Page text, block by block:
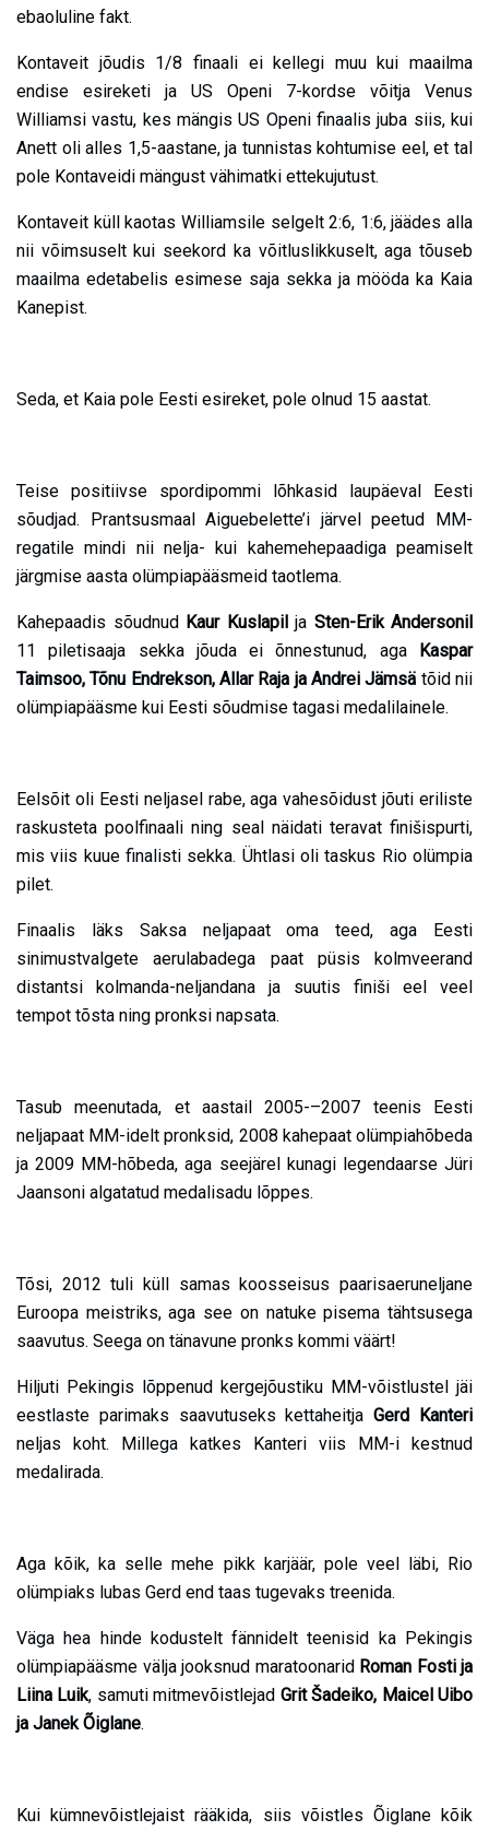
ebaoluline fakt.
Kontaveit jõudis 1/8 finaali ei kellegi muu kui maailma
endise esireketi ja US Openi 7-kordse võitja Venus
Williamsi vastu, kes mängis US Openi finaalis juba siis, kui
Anett oli alles 1,5-aastane, ja tunnistas kohtumise eel, et tal
pole Kontaveidi mängust vähimatki ettekujutust.
Kontaveit küll kaotas Williamsile selgelt 2:6, 1:6, jäädes alla
nii võimsuselt kui seekord ka võitluslikkuselt, aga tõuseb
maailma edetabelis esimese saja sekka ja mööda ka Kaia
Kanepist.
Seda, et Kaia pole Eesti esireket, pole olnud 15 aastat.
Teise positiivse spordipommi lõhkasid laupäeval Eesti
sõudjad. Prantsusmaal Aiguebelette’i järvel peetud MM-
regatile mindi nii nelja- kui kahemehepaadiga peamiselt
järgmise aasta olümpiapääsmeid taotlema.
Kahepaadis sõudnud Kaur Kuslapilja Sten-Erik Andersonil
11 piletisaaja sekka jõuda ei õnnestunud, aga Kaspar
Taimsoo, Tõnu Endrekson, Allar Raja ja Andrei Jämsä tõid nii
olümpiapääsme kui Eesti sõudmise tagasi medalilainele.
Eelsõit oli Eesti neljasel rabe, aga vahesõidust jõuti eriliste
raskusteta poolfinaali ning seal näidati teravat finišispurti,
mis viis kuue finalisti sekka. Ühtlasi oli taskus Rio olümpia
pilet.
Finaalis läks Saksa neljapaat oma teed, aga Eesti
sinimustvalgete aerulabadega paat püsis kolmveerand
distantsi kolmanda-neljandana ja suutis finiši eel veel
tempot tõsta ning pronksi napsata.
Tasub meenutada, et aastail 2005-–2007 teenis Eesti
neljapaat MM-idelt pronksid, 2008 kahepaat olümpiahõbeda
ja 2009 MM-hõbeda, aga seejärel kunagi legendaarse Jüri
Jaansoni algatatud medalisadu lõppes.
Tõsi, 2012 tuli küll samas koosseisus paarisaeruneljane
Euroopa meistriks, aga see on natuke pisema tähtsusega
saavutus. Seega on tänavune pronks kommi väärt!
Hiljuti Pekingis lõppenud kergejõustiku MM-võistlustel jäi
eestlaste parimaks saavutuseks kettaheitjaGerd Kanteri
neljas koht. Millega katkes Kanteri viis MM-i kestnud
medalirada.
Aga kõik, ka selle mehe pikk karjäär, pole veel läbi, Rio
olümpiaks lubas Gerd end taas tugevaks treenida.
Väga hea hinde kodustelt fännidelt teenisid ka Pekingis
olümpiapääsme välja jooksnud maratoonarid Roman Fosti ja
Liina Luik, samuti mitmevõistlejad Grit Šadeiko, Maicel Uibo
ja Janek Õiglane.
Kui kümnevõistlejaist rääkida, siis võistles Õiglane kõik